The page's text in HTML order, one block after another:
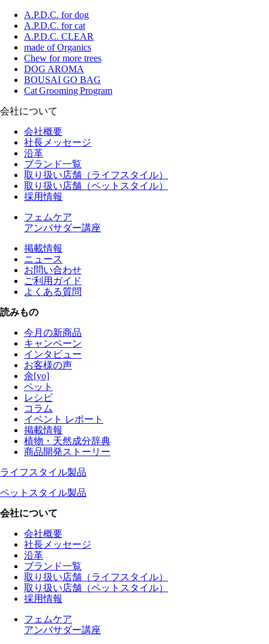
A.P.D.C. for dog
A.P.D.C. for cat
A.P.D.C. CLEAR
made of Organics
Chew for more trees
DOG AROMA
BOUSAI GO BAG
Cat Grooming Program
会社について
会社概要
社長メッセージ
沿革
ブランド一覧
取り扱い店舗（ライフスタイル）
取り扱い店舗（ペットスタイル）
採用情報
フェムケア
アンバサダー講座
掲載情報
ニュース
お問い合わせ
ご利用ガイド
よくある質問
読みもの
今月の新商品
キャンペーン
インタビュー
お客様の声
余[yo]
ペット
レシピ
コラム
イベント レポート
掲載情報
植物・天然成分辞典
商品開発ストーリー
ライフスタイル製品
ペットスタイル製品
会社について
会社概要
社長メッセージ
沿革
ブランド一覧
取り扱い店舗（ライフスタイル）
取り扱い店舗（ペットスタイル）
採用情報
フェムケア
アンバサダー講座